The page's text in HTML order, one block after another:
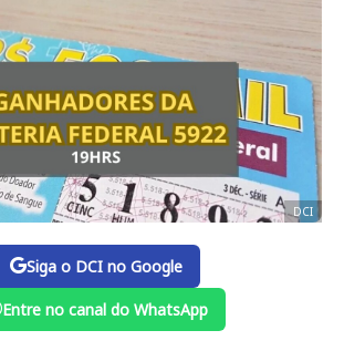
DCI
Siga o DCI no Google
Entre no canal do WhatsApp